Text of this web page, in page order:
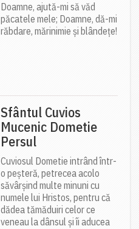
Doamne, ajută-mi să văd
păcatele mele; Doamne, dă-mi
răbdare, mărinimie şi blândeţe!
Sfântul Cuvios
Mucenic Dometie
Persul
Cuviosul Dometie intrând într-
o peșteră, petrecea acolo
săvârșind multe minuni cu
numele lui Hristos, pentru că
dădea tămăduiri celor ce
veneau la dânsul și îi aducea